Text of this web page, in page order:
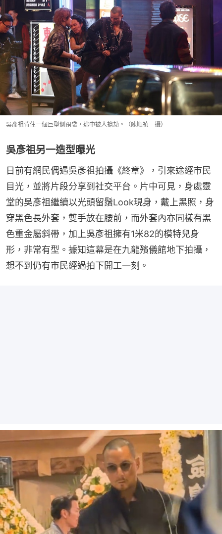
吳彥祖背住一個巨型側孭袋，途中被人搶劫。（陳順禎 攝）
吳彥祖另一造型曝光
日前有網民偶遇吳彥祖拍攝《終章》，引來途經市民
目光，並將片段分享到社交平台。片中可見，身處靈
堂的吳彥祖繼續以光頭留鬚Look現身，戴上黑照，身
穿黑色長外套，雙手放在腰前，而外套內亦同樣有黑
色重金屬斜帶，加上吳彥祖擁有1米82的模特兒身
形，非常有型。據知這幕是在九龍殯儀館地下拍攝，
想不到仍有市民經過拍下開工一刻。